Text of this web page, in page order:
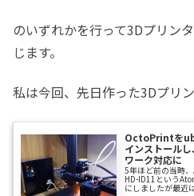
のいずれかを行って3Dプリン
じます。
私は今回、先日作った3Dプリ
OctoPrintを
インストール
ワーク対応に
5年ほど前の当時
HD-ID11という
にしましたが最近